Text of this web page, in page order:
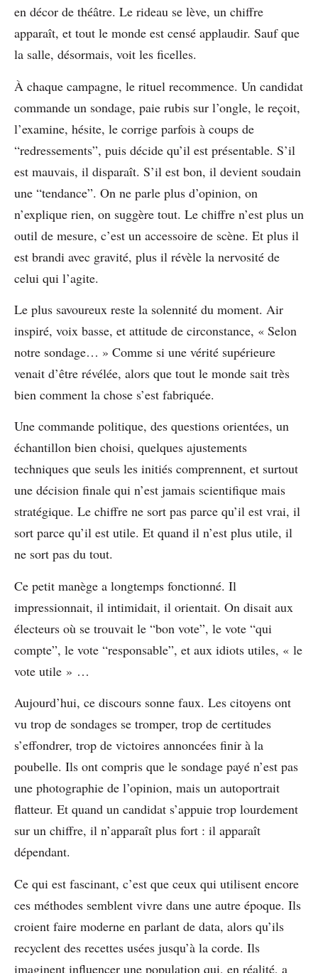
en décor de théâtre. Le rideau se lève, un chiffre
apparaît, et tout le monde est censé applaudir. Sauf que
la salle, désormais, voit les ficelles.
À chaque campagne, le rituel recommence. Un candidat
commande un sondage, paie rubis sur l’ongle, le reçoit,
l’examine, hésite, le corrige parfois à coups de
“redressements”, puis décide qu’il est présentable. S’il
est mauvais, il disparaît. S’il est bon, il devient soudain
une “tendance”. On ne parle plus d’opinion, on
n’explique rien, on suggère tout. Le chiffre n’est plus un
outil de mesure, c’est un accessoire de scène. Et plus il
est brandi avec gravité, plus il révèle la nervosité de
celui qui l’agite.
Le plus savoureux reste la solennité du moment. Air
inspiré, voix basse, et attitude de circonstance, « Selon
notre sondage… » Comme si une vérité supérieure
venait d’être révélée, alors que tout le monde sait très
bien comment la chose s’est fabriquée.
Une commande politique, des questions orientées, un
échantillon bien choisi, quelques ajustements
techniques que seuls les initiés comprennent, et surtout
une décision finale qui n’est jamais scientifique mais
stratégique. Le chiffre ne sort pas parce qu’il est vrai, il
sort parce qu’il est utile. Et quand il n’est plus utile, il
ne sort pas du tout.
Ce petit manège a longtemps fonctionné. Il
impressionnait, il intimidait, il orientait. On disait aux
électeurs où se trouvait le “bon vote”, le vote “qui
compte”, le vote “responsable”, et aux idiots utiles, « le
vote utile » …
Aujourd’hui, ce discours sonne faux. Les citoyens ont
vu trop de sondages se tromper, trop de certitudes
s’effondrer, trop de victoires annoncées finir à la
poubelle. Ils ont compris que le sondage payé n’est pas
une photographie de l’opinion, mais un autoportrait
flatteur. Et quand un candidat s’appuie trop lourdement
sur un chiffre, il n’apparaît plus fort : il apparaît
dépendant.
Ce qui est fascinant, c’est que ceux qui utilisent encore
ces méthodes semblent vivre dans une autre époque. Ils
croient faire moderne en parlant de data, alors qu’ils
recyclent des recettes usées jusqu’à la corde. Ils
imaginent influencer une population qui, en réalité, a